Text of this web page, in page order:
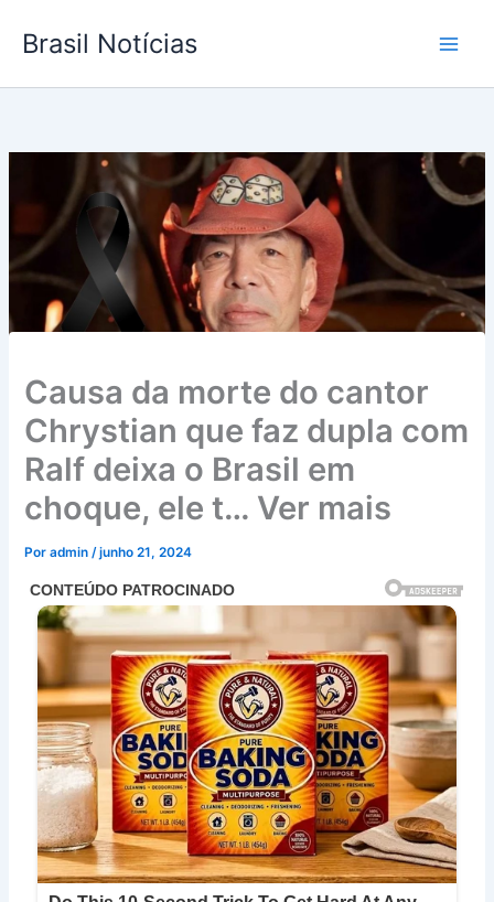
para
conteúdo
Brasil Notícias
Causa da morte do cantor
Chrystian que faz dupla com
Ralf deixa o Brasil em
choque, ele t… Ver mais
Poradmin/junho 21, 2024